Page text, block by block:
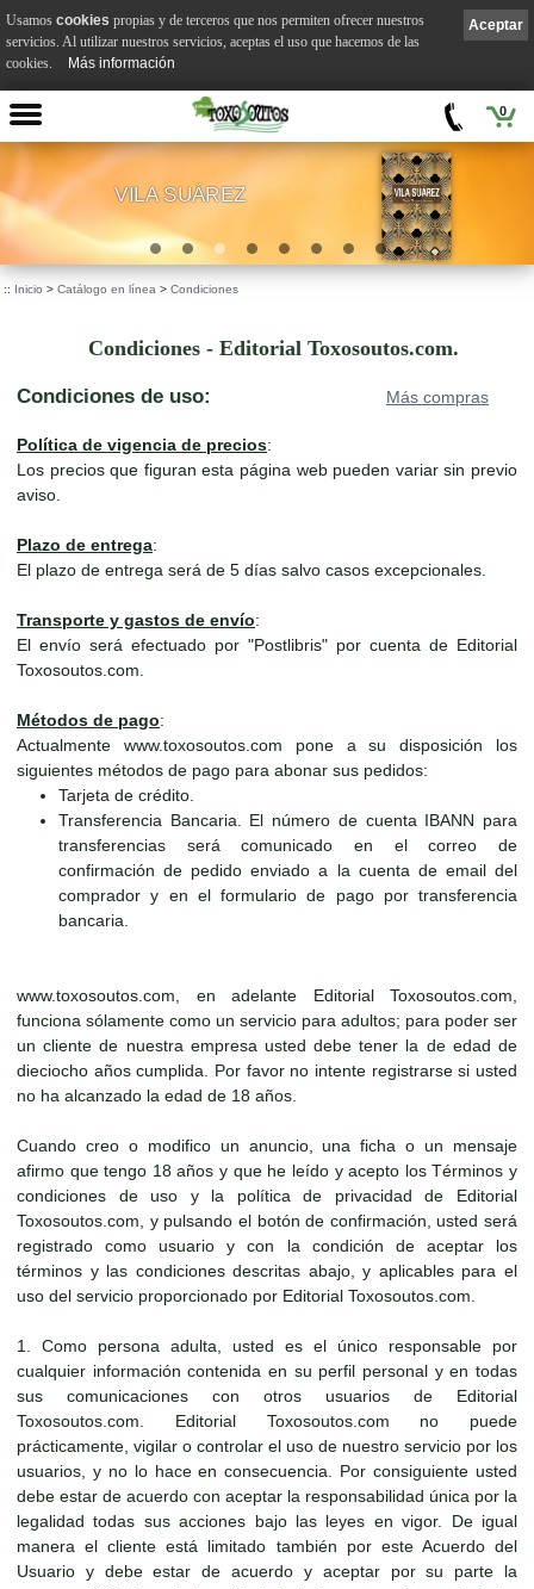
0
VILA SUÁREZ
:: Inicio > Catálogo en línea > Condiciones
Condiciones - Editorial Toxosoutos.com.
Más compras
Condiciones de uso:
Política de vigencia de precios:
Los precios que figuran esta página web pueden variar sin previo
aviso.
Plazo de entrega:
El plazo de entrega será de 5 días salvo casos excepcionales.
Transporte y gastos de envío:
El envío será efectuado por "Postlibris" por cuenta de Editorial
Toxosoutos.com.
Métodos de pago:
Actualmente www.toxosoutos.com pone a su disposición los
siguientes métodos de pago para abonar sus pedidos:
Tarjeta de crédito.
Transferencia Bancaria. El número de cuenta IBANN para
transferencias será comunicado en el correo de
confirmación de pedido enviado a la cuenta de email del
comprador y en el formulario de pago por transferencia
bancaria.
www.toxosoutos.com, en adelante Editorial Toxosoutos.com,
funciona sólamente como un servicio para adultos; para poder ser
un cliente de nuestra empresa usted debe tener la de edad de
dieciocho años cumplida. Por favor no intente registrarse si usted
no ha alcanzado la edad de 18 años.
Cuando creo o modifico un anuncio, una ficha o un mensaje
afirmo que tengo 18 años y que he leído y acepto los Términos y
condiciones de uso y la política de privacidad de Editorial
Toxosoutos.com, y pulsando el botón de confirmación, usted será
registrado como usuario y con la condición de aceptar los
términos y las condiciones descritas abajo, y aplicables para el
uso del servicio proporcionado por Editorial Toxosoutos.com.
1. Como persona adulta, usted es el único responsable por
cualquier información contenida en su perfil personal y en todas
sus comunicaciones con otros usuarios de Editorial
Toxosoutos.com. Editorial Toxosoutos.com no puede
prácticamente, vigilar o controlar el uso de nuestro servicio por los
usuarios, y no lo hace en consecuencia. Por consiguiente usted
debe estar de acuerdo con aceptar la responsabilidad única por la
legalidad todas sus acciones bajo las leyes en vigor. De igual
manera el cliente está limitado también por este Acuerdo del
Usuario y debe estar de acuerdo y aceptar por su parte la
Aceptar
Usamos cookies propias y de terceros que nos permiten ofrecer nuestros
servicios. Al utilizar nuestros servicios, aceptas el uso que hacemos de las
cookies.
Más información